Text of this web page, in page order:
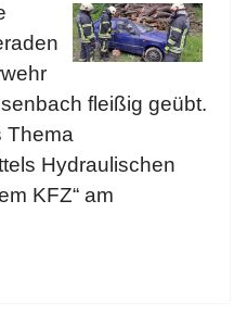
fleißig geübt.
Thema
Hydraulischen
KFZ“ am